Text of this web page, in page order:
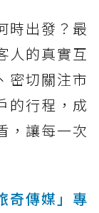
時出發？最
人的真實互
密切關注市
的行程，成
，讓每一次
奇傳媒」專